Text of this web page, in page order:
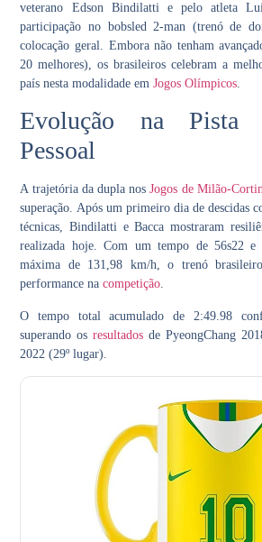
veterano Edson Bindilatti e pelo atleta
participação no bobsled 2-man (trenó de
colocação geral. Embora não tenham
20 melhores), os brasileiros celebram a
país nesta modalidade emJogos Olímpicos
Evolução na Pista
Pessoal
A trajetória da dupla nosJogos de Milão-
superação. Após um primeiro dia de descidas
técnicas, Bindilatti e Bacca mostraram
realizada hoje. Com um tempo de 56s22e
máxima de 131,98 km/h, o trenó
performance nacompetição.
O tempo total acumulado de 2:49.98
superando osresultados de PyeongChang
2022 (29º lugar).